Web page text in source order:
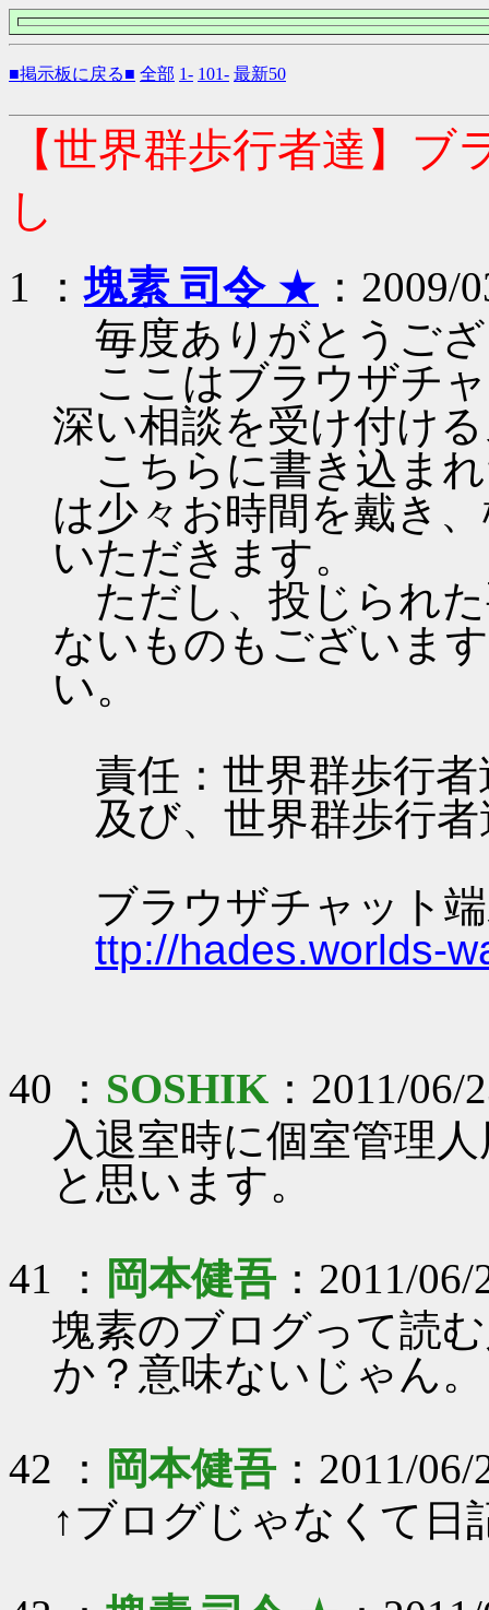
■掲示板に戻る■ 全部 1- 101- 最新50
【世界群歩行者達】
し
1 ：塊素 司令★ ：2009/
毎度ありがとうご
ここはブラウザチ
深い相談を受け付け
こちらに書き込ま
は少々お時間を戴き
いただきます。
ただし、投じられ
ないものもございま
い。
責任：世界群歩行
及び、世界群歩行
ブラウザチャット
ttp://hades.worlds-
40 ： SOSHIK ：2011/
入退室時に個室管理
と思います。
41 ： 岡本健吾：2011/06/
塊素のブログって読
か？意味ないじゃん。
42 ： 岡本健吾：2011/06/
↑ブログじゃなくて日